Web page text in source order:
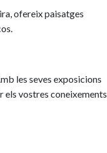
ofereix paisatges
les seves exposicions
els vostres coneixements